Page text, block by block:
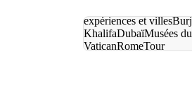
expériences et villesBurj
KhalifaDubaïMusées du
VaticanRomeTour